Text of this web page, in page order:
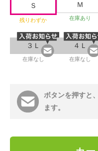
Ｓ
残りわずか
Ｍ
在庫あり
３Ｌ
在庫なし
４Ｌ
在庫なし
ボタンを押すと
ます。